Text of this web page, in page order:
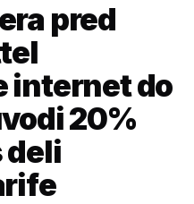
pred
internet do
20%
deli